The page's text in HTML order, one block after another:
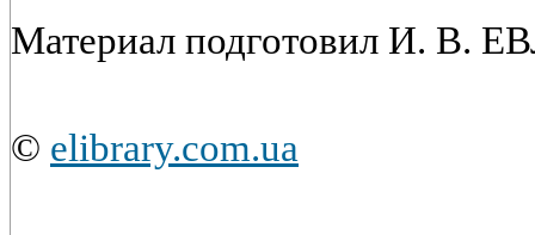
Материал подготовил И. В.
© elibrary.com.ua